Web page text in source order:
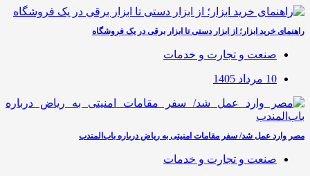
راهنمای خرید ابزار؛ از ابزار دستی تا ابزار برقی در یک فروشگاه
صنعت و تجارت و خدمات
10 مرداد 1405
مصر وارد عمل شد/ سفر مقامات امنیتی به ریاض درباره باب‌المندب
صنعت و تجارت و خدمات